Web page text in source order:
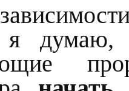
я думаю,